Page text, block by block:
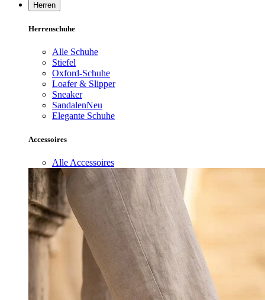
Herren
Herrenschuhe
Alle Schuhe
Stiefel
Oxford-Schuhe
Loafer & Slipper
Sneaker
SandalenNeu
Elegante Schuhe
Accessoires
Alle Accessoires